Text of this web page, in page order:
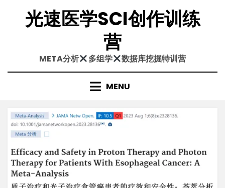
content光速医学SCI创作训练
营
META分析 多组学 数据库挖掘特训营
MENU